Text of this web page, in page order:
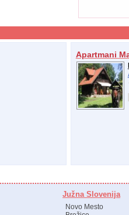
Apartmani
Južna Slovenija
Novo Mesto